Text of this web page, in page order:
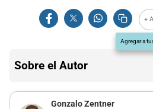
+
Agregar a
Sobre el Autor
Gonzalo Zentner